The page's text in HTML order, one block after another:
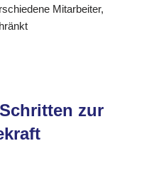
Mitarbeiter,
zur